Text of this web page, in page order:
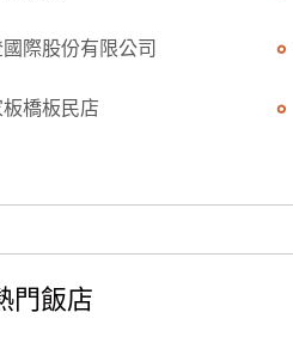
際股份有限公司
橋板民店
門飯店